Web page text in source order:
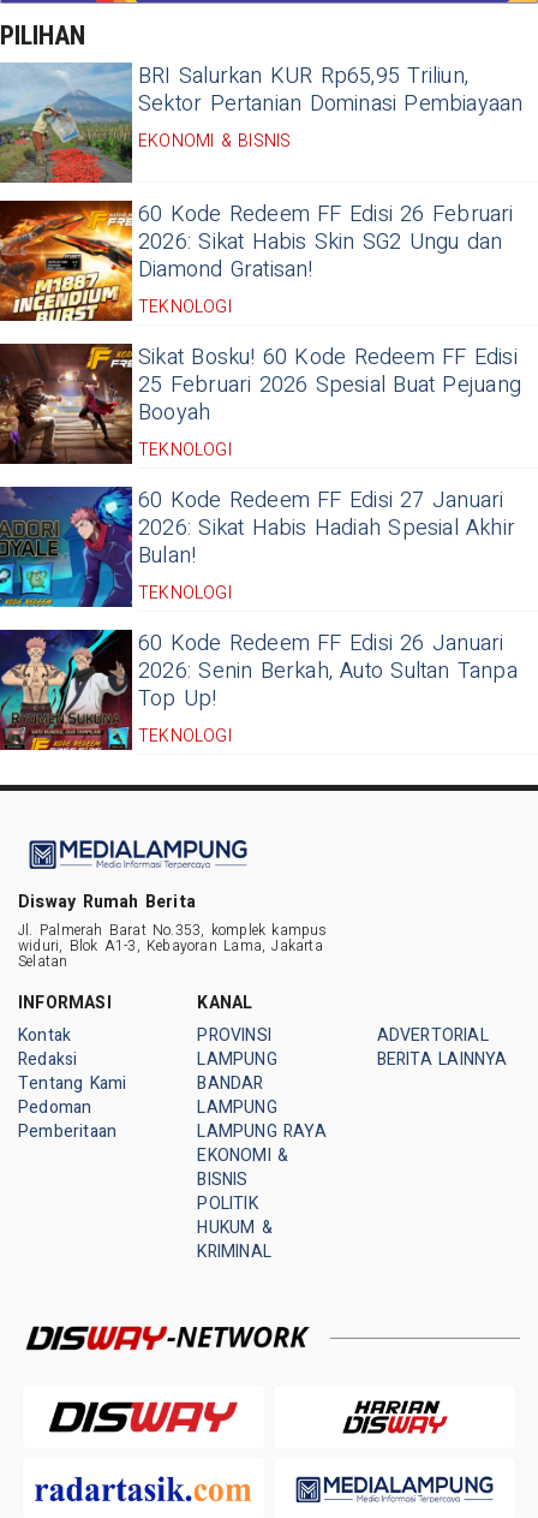
PILIHAN
BRI Salurkan KUR Rp65,95 Triliun,
Sektor Pertanian Dominasi Pembiayaan
EKONOMI & BISNIS
60 Kode Redeem FF Edisi 26 Februari
2026: Sikat Habis Skin SG2 Ungu dan
Diamond Gratisan!
TEKNOLOGI
Sikat Bosku! 60 Kode Redeem FF Edisi
25 Februari 2026 Spesial Buat Pejuang
Booyah
TEKNOLOGI
60 Kode Redeem FF Edisi 27 Januari
2026: Sikat Habis Hadiah Spesial Akhir
Bulan!
TEKNOLOGI
60 Kode Redeem FF Edisi 26 Januari
2026: Senin Berkah, Auto Sultan Tanpa
Top Up!
TEKNOLOGI
Disway Rumah Berita
Jl. Palmerah Barat No.353, komplek kampus
widuri, Blok A1-3, Kebayoran Lama, Jakarta
Selatan
INFORMASI
Kontak
Redaksi
Tentang Kami
Pedoman
Pemberitaan
KANAL
PROVINSI
LAMPUNG
BANDAR
LAMPUNG
LAMPUNG RAYA
EKONOMI &
BISNIS
POLITIK
HUKUM &
KRIMINAL
ADVERTORIAL
BERITA LAINNYA